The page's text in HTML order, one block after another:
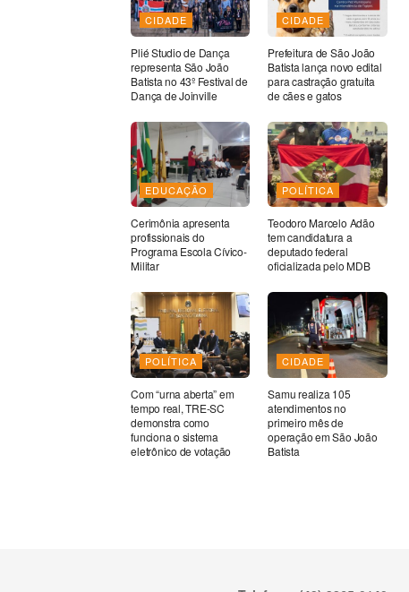
CIDADE
Plié Studio de Dança
representa São João
Batista no 43º Festival de
Dança de Joinville
CIDADE
Prefeitura de São João
Batista lança novo edital
para castração gratuita
de cães e gatos
EDUCAÇÃO
Cerimônia apresenta
profissionais do
Programa Escola Cívico-
Militar
POLÍTICA
Teodoro Marcelo Adão
tem candidatura a
deputado federal
oficializada pelo MDB
POLÍTICA
Com “urna aberta” em
tempo real, TRE-SC
demonstra como
funciona o sistema
eletrônico de votação
CIDADE
Samu realiza 105
atendimentos no
primeiro mês de
operação em São João
Batista